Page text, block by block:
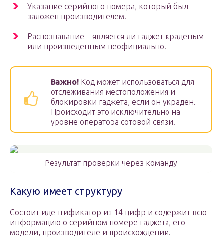
Указание серийного номера, который был
заложен производителем.
Распознавание – является ли гаджет краденым
или произведенным неофициально.
Важно! Код может использоваться для
отслеживания местоположения и
блокировки гаджета, если он украден.
Происходит это исключительно на
уровне оператора сотовой связи.
Результат проверки через команду
Какую имеет структуру
Состоит идентификатор из 14 цифр и содержит всю
информацию о серийном номере гаджета, его
модели, производителе и происхождении.